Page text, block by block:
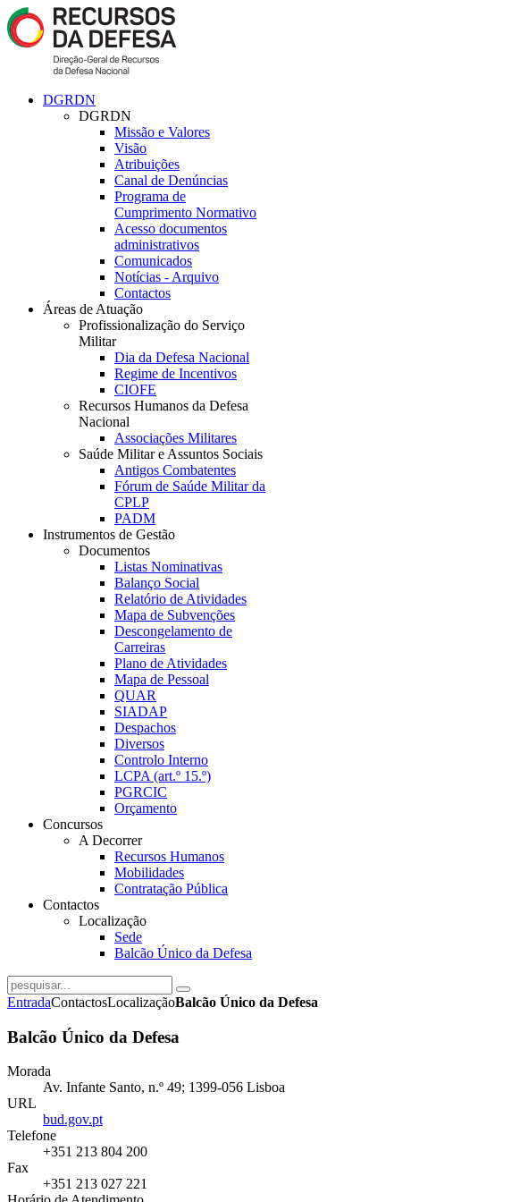
DGRDN
DGRDN
Missão e Valores
Visão
Atribuições
Canal de Denúncias
Programa de
Cumprimento Normativo
Acesso documentos
administrativos
Comunicados
Notícias - Arquivo
Contactos
Áreas de Atuação
Profissionalização do Serviço
Militar
Dia da Defesa Nacional
Regime de Incentivos
CIOFE
Recursos Humanos da Defesa
Nacional
Associações Militares
Saúde Militar e Assuntos Sociais
Antigos Combatentes
Fórum de Saúde Militar da
CPLP
PADM
Instrumentos de Gestão
Documentos
Listas Nominativas
Balanço Social
Relatório de Atividades
Mapa de Subvenções
Descongelamento de
Carreiras
Plano de Atividades
Mapa de Pessoal
QUAR
SIADAP
Despachos
Diversos
Controlo Interno
LCPA (art.º 15.º)
PGRCIC
Orçamento
Concursos
A Decorrer
Recursos Humanos
Mobilidades
Contratação Pública
Contactos
Localização
Sede
Balcão Único da Defesa
EntradaContactosLocalizaçãoBalcão Único da Defesa
Balcão Único da Defesa
Morada
Av. Infante Santo, n.º 49; 1399-056 Lisboa
URL
bud.gov.pt
Telefone
+351 213 804 200
Fax
+351 213 027 221